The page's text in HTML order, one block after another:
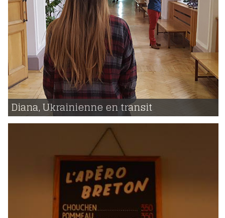
Diana, Ukrainienne en transit
voir
29 | 04 | 2016
893